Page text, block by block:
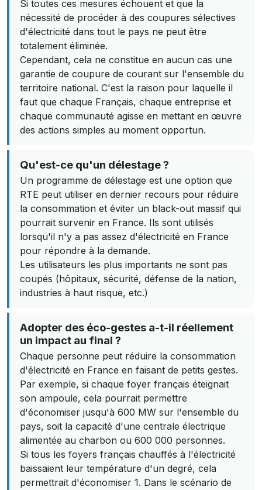
Si toutes ces mesures échouent et que la
nécessité de procéder à des coupures sélectives
d'électricité dans tout le pays ne peut être
totalement éliminée.
Cependant, cela ne constitue en aucun cas une
garantie de coupure de courant sur l'ensemble du
territoire national. C'est la raison pour laquelle il
faut que chaque Français, chaque entreprise et
chaque communauté agisse en mettant en œuvre
des actions simples au moment opportun.
Qu'est-ce qu'un délestage ?
Un programme de délestage est une option que
RTE peut utiliser en dernier recours pour réduire
la consommation et éviter un black-out massif qui
pourrait survenir en France. Ils sont utilisés
lorsqu'il n'y a pas assez d'électricité en France
pour répondre à la demande.
Les utilisateurs les plus importants ne sont pas
coupés (hôpitaux, sécurité, défense de la nation,
industries à haut risque, etc.)
Adopter des éco-gestes a-t-il réellement
un impact au final ?
Chaque personne peut réduire la consommation
d'électricité en France en faisant de petits gestes.
Par exemple, si chaque foyer français éteignait
son ampoule, cela pourrait permettre
d'économiser jusqu'à 600 MW sur l'ensemble du
pays, soit la capacité d'une centrale électrique
alimentée au charbon ou 600 000 personnes.
Si tous les foyers français chauffés à l'électricité
baissaient leur température d'un degré, cela
permettrait d'économiser 1. Dans le scénario de